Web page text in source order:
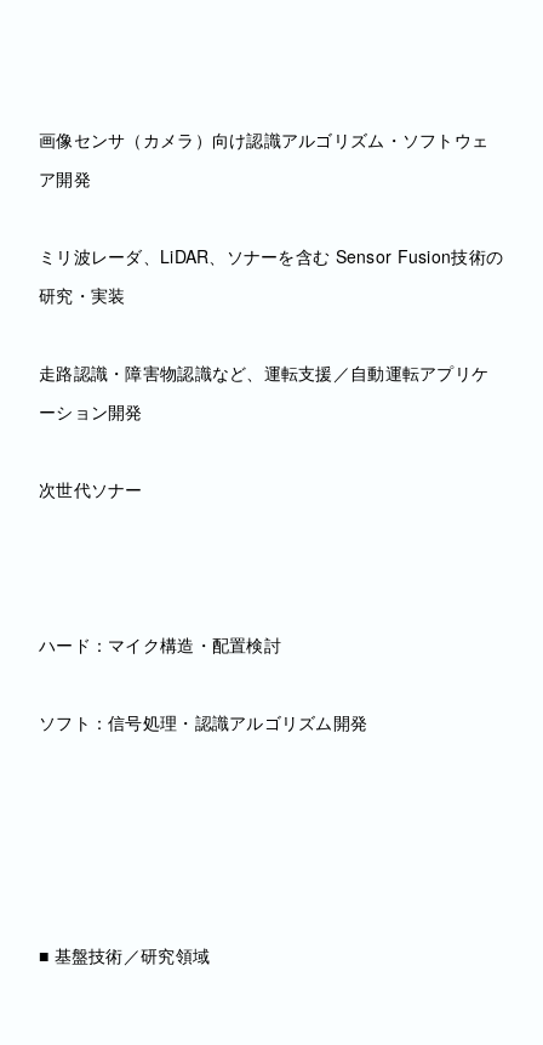
画像センサ（カメラ）向け認識アルゴリズム・ソフトウェ
ア開発
ミリ波レーダ、LiDAR、ソナーを含む Sensor Fusion技術の
研究・実装
走路認識・障害物認識など、運転支援／自動運転アプリケ
ーション開発
次世代ソナー
ハード：マイク構造・配置検討
ソフト：信号処理・認識アルゴリズム開発
■ 基盤技術／研究領域